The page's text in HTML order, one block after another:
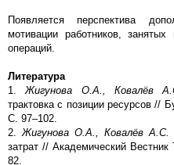
Появляется перспектива
мотивации работников, занятых
операций.
Литература
1.Жигунова О.А., Ковалёв
трактовка с позиции ресурсов //
С. 97–102.
2. Жигунова О.А., Ковалёв А.С.
затрат // Академический
82.